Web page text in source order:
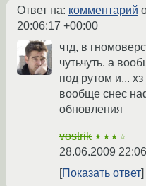
Ответ на: комментарий
20:06:17 +00:00
чтд, в
чутьчуть. а
под рутом и...
вообще снес
обновления
vostrik ★★★☆
28.06.2009
Показать ответ